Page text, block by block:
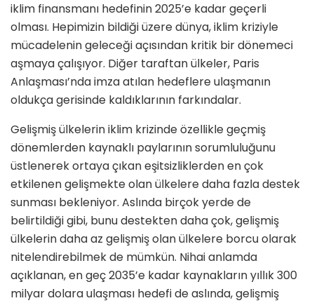
iklim finansmanı hedefinin 2025’e kadar geçerli
olması. Hepimizin bildiği üzere dünya, iklim kriziyle
mücadelenin geleceği açısından kritik bir dönemeci
aşmaya çalışıyor. Diğer taraftan ülkeler, Paris
Anlaşması’nda imza atılan hedeflere ulaşmanın
oldukça gerisinde kaldıklarının farkındalar.
Gelişmiş ülkelerin iklim krizinde özellikle geçmiş
dönemlerden kaynaklı paylarının sorumluluğunu
üstlenerek ortaya çıkan eşitsizliklerden en çok
etkilenen gelişmekte olan ülkelere daha fazla destek
sunması bekleniyor. Aslında birçok yerde de
belirtildiği gibi, bunu destekten daha çok, gelişmiş
ülkelerin daha az gelişmiş olan ülkelere borcu olarak
nitelendirebilmek de mümkün. Nihai anlamda
açıklanan, en geç 2035’e kadar kaynakların yıllık 300
milyar dolara ulaşması hedefi de aslında, gelişmiş